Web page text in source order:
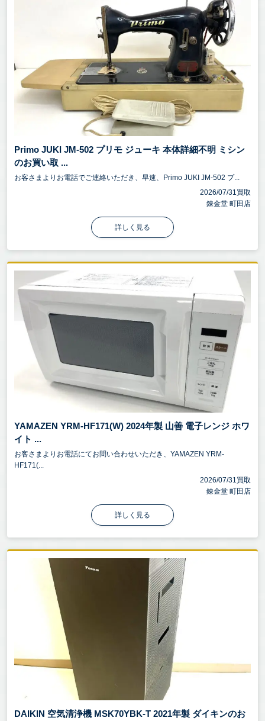
Primo JUKI JM-502 プリモ ジューキ 本体詳細不明 ミシン
のお買い取 ...
お客さまよりお電話でご連絡いただき、早速、Primo JUKI JM-502 プ...
2026/07/31買取
錬金堂 町田店
詳しく見る
YAMAZEN YRM-HF171(W) 2024年製 山善 電子レンジ ホワ
イト ...
お客さまよりお電話にてお問い合わせいただき、YAMAZEN YRM-
HF171(...
2026/07/31買取
錬金堂 町田店
詳しく見る
DAIKIN 空気清浄機 MSK70YBK-T 2021年製 ダイキンのお